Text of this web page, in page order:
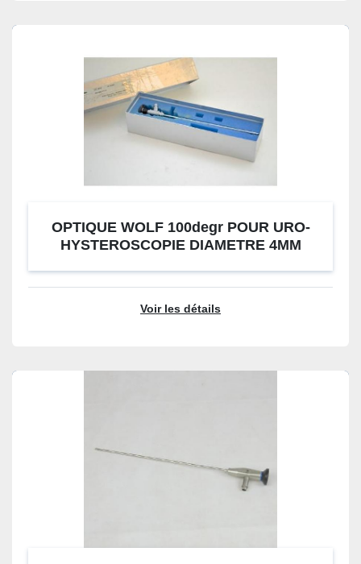
OPTIQUE WOLF 100degr POUR URO-
HYSTEROSCOPIE DIAMETRE 4MM
Voir les détails